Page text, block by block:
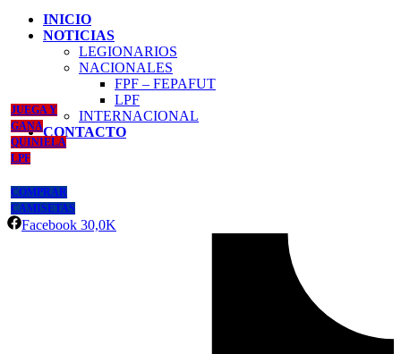
INICIO
NOTICIAS
LEGIONARIOS
NACIONALES
FPF – FEPAFUT
LPF
INTERNACIONAL
CONTACTO
JUEGA Y
GANA
QUINIELA
LPF
COMPRAR
CAMISETAS
Facebook 30,0K